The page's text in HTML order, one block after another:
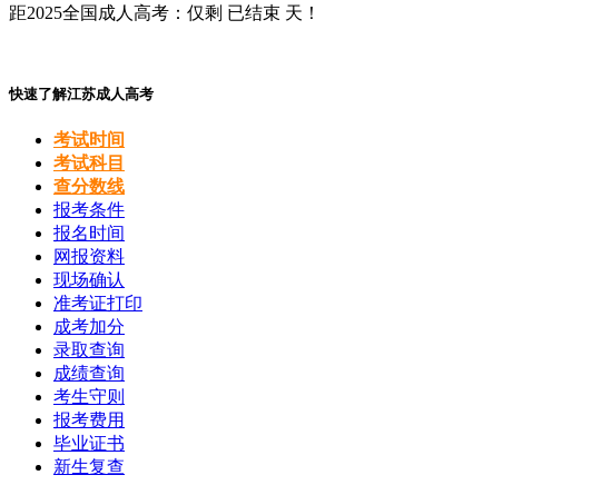
距2025全国成人高考：仅剩 已结束 天！
快速了解江苏成人高考
考试时间
考试科目
查分数线
报考条件
报名时间
网报资料
现场确认
准考证打印
成考加分
录取查询
成绩查询
考生守则
报考费用
毕业证书
新生复查